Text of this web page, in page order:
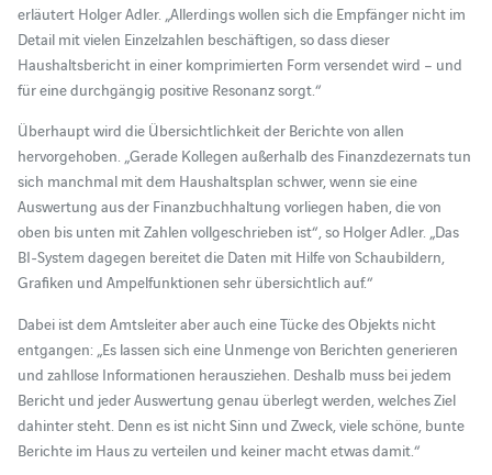
erläutert Holger Adler. „Allerdings wollen sich die Empfänger nicht im
Detail mit vielen Einzelzahlen beschäftigen, so dass dieser
Haushaltsbericht in einer komprimierten Form versendet wird – und
für eine durchgängig positive Resonanz sorgt.“
Überhaupt wird die Übersichtlichkeit der Berichte von allen
hervorgehoben. „Gerade Kollegen außerhalb des Finanzdezernats tun
sich manchmal mit dem Haushaltsplan schwer, wenn sie eine
Auswertung aus der Finanzbuchhaltung vorliegen haben, die von
oben bis unten mit Zahlen vollgeschrieben ist“, so Holger Adler. „Das
BI-System dagegen bereitet die Daten mit Hilfe von Schaubildern,
Grafiken und Ampelfunktionen sehr übersichtlich auf.“
Dabei ist dem Amtsleiter aber auch eine Tücke des Objekts nicht
entgangen: „Es lassen sich eine Unmenge von Berichten generieren
und zahllose Informationen herausziehen. Deshalb muss bei jedem
Bericht und jeder Auswertung genau überlegt werden, welches Ziel
dahinter steht. Denn es ist nicht Sinn und Zweck, viele schöne, bunte
Berichte im Haus zu verteilen und keiner macht etwas damit.“